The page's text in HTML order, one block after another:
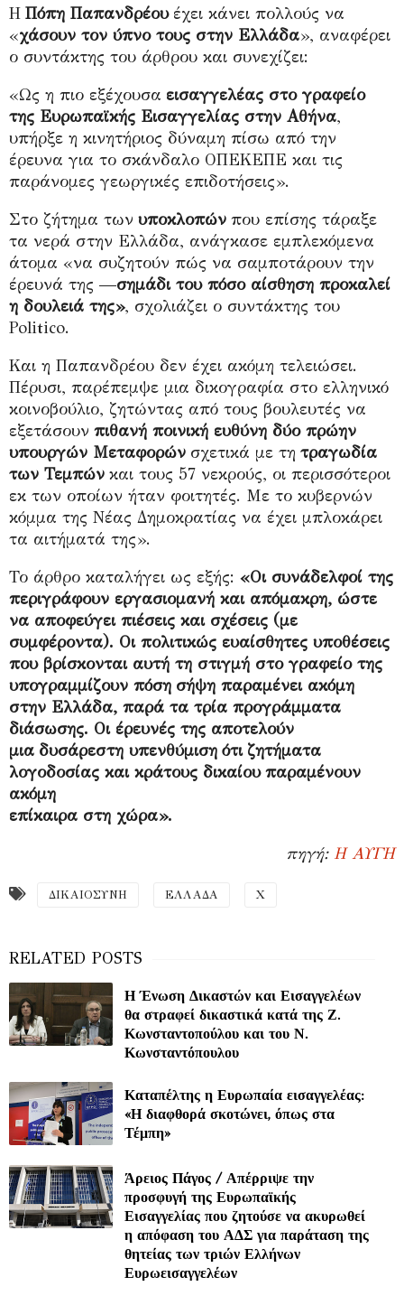
Η Πόπη Παπανδρέουέχει κάνει πολλούς να
«χάσουν τον ύπνο τους στην Ελλάδα», αναφέρει
ο συντάκτης του άρθρου και συνεχίζει:
«Ως η πιο εξέχουσα εισαγγελέας στο γραφείο
της Ευρωπαϊκής Εισαγγελίας στην Αθήνα,
υπήρξε η κινητήριος δύναμη πίσω από την
έρευνα για το σκάνδαλο ΟΠΕΚΕΠΕ και τις
παράνομες γεωργικές επιδοτήσεις».
Στο ζήτημα των υποκλοπών που επίσης τάραξε
τα νερά στην Ελλάδα, ανάγκασε εμπλεκόμενα
άτομα «να συζητούν πώς να σαμποτάρουν την
έρευνά της —σημάδι του πόσο αίσθηση προκαλεί
η δουλειά της», σχολιάζει ο συντάκτης του
Politico.
Και η Παπανδρέου δεν έχει ακόμη τελειώσει.
Πέρυσι, παρέπεμψε μια δικογραφία στο ελληνικό
κοινοβούλιο, ζητώντας από τους βουλευτές να
εξετάσουν πιθανή ποινική ευθύνη δύο πρώην
υπουργών Μεταφορών σχετικά με τη τραγωδία
των Τεμπών και τους 57 νεκρούς, οι περισσότεροι
εκ των οποίων ήταν φοιτητές. Με το κυβερνών
κόμμα της Νέας Δημοκρατίας να έχει μπλοκάρει
τα αιτήματά της».
Το άρθρο καταλήγει ως εξής: «Οι συνάδελφοί της
περιγράφουν εργασιομανή και απόμακρη, ώστε
να αποφεύγει πιέσεις και σχέσεις (με
συμφέροντα). Οι πολιτικώς ευαίσθητες υποθέσεις
που βρίσκονται αυτή τη στιγμή στο γραφείο της
υπογραμμίζουν πόση σήψη παραμένει ακόμη
στην Ελλάδα, παρά τα τρία προγράμματα
διάσωσης. Οι έρευνές της αποτελούν
μια δυσάρεστη υπενθύμιση ότι ζητήματα
λογοδοσίας και κράτους δικαίου παραμένουν
ακόμη
επίκαιρα στη χώρα».
πηγή: Η ΑΥΓΗ
ΔΙΚΑΙΟΣΥΝΗ ΕΛΛΑΔΑ Χ
Η Ένωση Δικαστών και Εισαγγελέων
θα στραφεί δικαστικά κατά της Ζ.
Κωνσταντοπούλου και του Ν.
Κωνσταντόπουλου
Καταπέλτης η Ευρωπαία εισαγγελέας:
«Η διαφθορά σκοτώνει, όπως στα
Τέμπη»
Άρειος Πάγος / Απέρριψε την
προσφυγή της Ευρωπαϊκής
Εισαγγελίας που ζητούσε να ακυρωθεί
η απόφαση του ΑΔΣ για παράταση της
θητείας των τριών Ελλήνων
Ευρωεισαγγελέων